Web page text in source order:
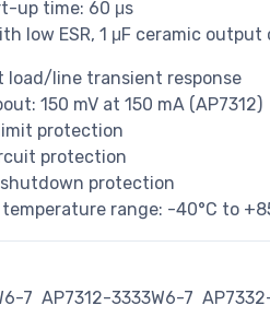
up time: 60 μs
low ESR, 1 μF ceramic output
load/line transient response
150 mV at 150 mA (AP7312)
protection
protection
protection
range: -40°C to
7 AP7312-3333W6-7